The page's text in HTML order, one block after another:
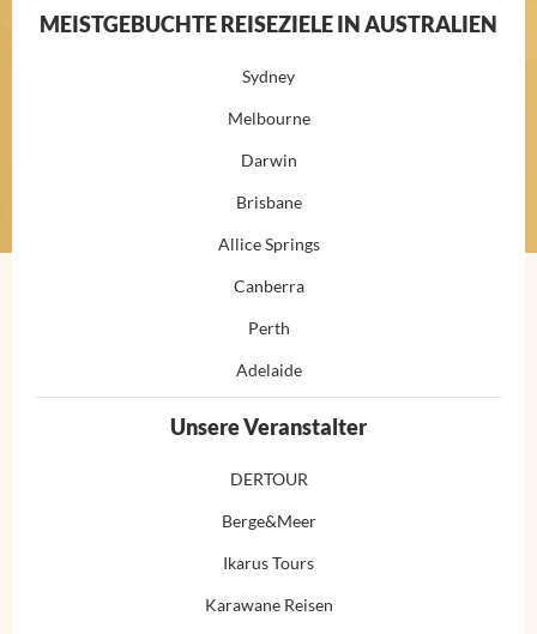
MEISTGEBUCHTE REISEZIELE IN AUSTRALIEN
Sydney
Melbourne
Darwin
Brisbane
Allice Springs
Canberra
Perth
Adelaide
Unsere Veranstalter
DERTOUR
Berge&Meer
Ikarus Tours
Karawane Reisen